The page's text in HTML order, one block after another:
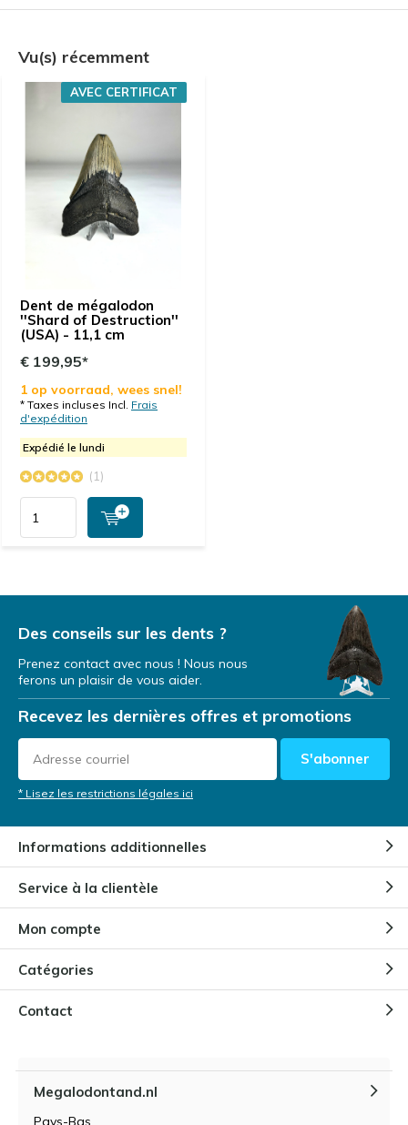
Vu(s) récemment
Dent de mégalodon
''Shard of Destruction''
(USA) - 11,1 cm
AVEC CERTIFICAT
€ 199,95*
1 op voorraad, wees snel!
* Taxes incluses Incl. Frais
d'expédition
Expédié le lundi
(1)
Des conseils sur les dents ?
Prenez contact avec nous ! Nous nous
ferons un plaisir de vous aider.
Recevez les dernières offres et promotions
S'abonner
* Lisez les restrictions légales ici
Informations additionnelles
Service à la clientèle
Mon compte
Catégories
Contact
Megalodontand.nl
Pays-Bas